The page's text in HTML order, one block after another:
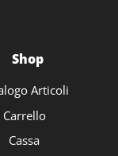
Shop
Articoli
Carrello
Cassa